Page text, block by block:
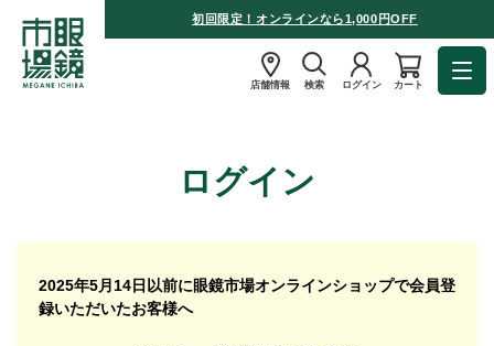
初回限定！オンラインなら1,000円OFF
店舗情報 検索 ログイン カート
ログイン
2025年5月14日以前に眼鏡市場オンラインショップで会員登
録いただいたお客様へ